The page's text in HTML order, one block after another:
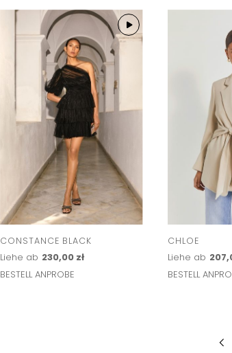
CONSTANCE BLACK
Liehe ab 230,00 zł
BESTELL ANPROBE
CHLOE
Liehe ab
BESTELL